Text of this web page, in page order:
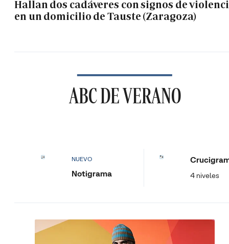
Hallan dos cadáveres con signos de
en un domicilio de Tauste (Zaragoza)
ABC DE VERANO
NUEVO
Notigrama 4 niveles